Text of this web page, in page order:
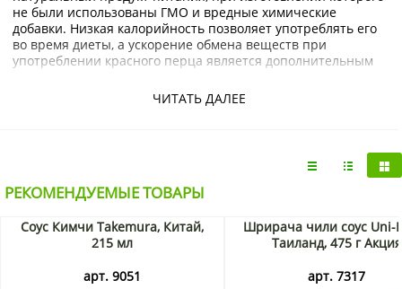
ЧИТАТЬ ДАЛЕЕ
не были использованы ГМО и вредные химические
добавки. Низкая калорийность позволяет употреблять его
во время диеты, а ускорение обмена веществ при
употреблении красного перца является дополнительным
обеззараживает еду и убивает болезнетворные
микроорганизмы. По количеству антиоксидантов чили
опережает большинство цитрусовых, а благодаря чему
является прекрасным болеутоляющим, поэтому жгучие
РЕКОМЕНДУЕМЫЕ ТОВАРЫ
Соус Кимчи Takemura, Китай,
215 мл
арт. 9051
Шрирача чили соус Uni-
Таиланд, 475 г Акция
арт. 7317